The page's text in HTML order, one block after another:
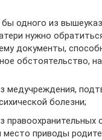
бы одного из
нужно
документы,
обстоятельство,
медучреждения,
болезни;
правоохранительных
место приводы